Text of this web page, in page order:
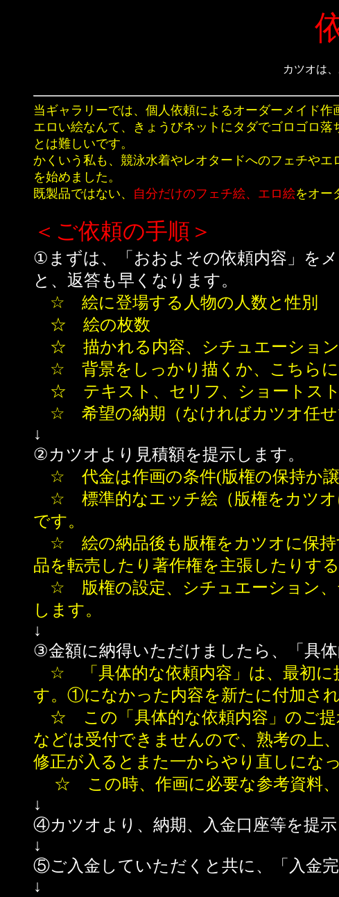
カツオは
当ギャラリーでは、個人依頼によるオーダーメイド作
エロい絵なんて、きょうびネットにタダでゴロゴロ落
とは難しいです。
かくいう私も、競泳水着やレオタードへのフェチや
を始めました。
既製品ではない、 自分だけのフェチ絵、エロ絵をオー
＜ご依頼の手順＞
①まずは、「おおよその依頼内容」を
と、返答も早くなります。
☆ 絵に登場する人物の人数と性別
☆ 絵の枚数
☆ 描かれる内容、シチュエーション
☆ 背景をしっかり描くか、こちらに
☆ テキスト、セリフ、ショートスト
☆ 希望の納期（なければカツオ任せ
↓
②カツオより見積額を提示します。
☆ 代金は作画の条件(版権の保持か譲
☆ 標準的なエッチ絵（版権をカツオ
です。
☆ 絵の納品後も版権をカツオに保持
品を転売したり著作権を主張したりす
☆ 版権の設定、シチュエーション、
します。
↓
③金額に納得いただけましたら、「具
☆ 「具体的な依頼内容」は、最初に
す。①になかった内容を新たに付加さ
☆ この「具体的な依頼内容」のご提
などは受付できませんので、熟考の上
修正が入るとまた一からやり直しにな
☆ この時、作画に必要な参考資料、
↓
④カツオより、納期、入金口座等を提示
↓
⑤ご入金していただくと共に、「入金完
↓